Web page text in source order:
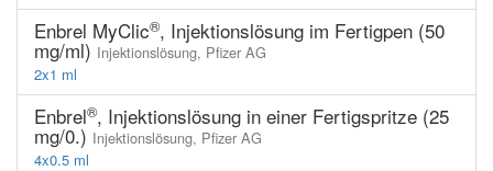
Enbrel MyClic®, Injektionslösung im Fertigpen (50
mg/ml) Injektionslösung, Pfizer AG
2x1 ml
Enbrel®, Injektionslösung in einer Fertigspritze (25
mg/0.) Injektionslösung, Pfizer AG
4x0.5 ml